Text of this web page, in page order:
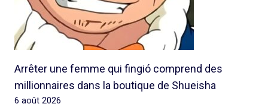
Arrêter une femme qui fingió comprend des
millionnaires dans la boutique de Shueisha
6 août 2026